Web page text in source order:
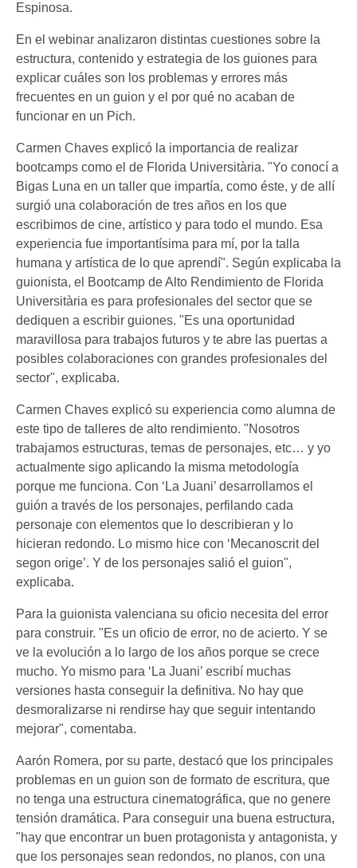
Espinosa.
En el webinar analizaron distintas cuestiones sobre la
estructura, contenido y estrategia de los guiones para
explicar cuáles son los problemas y errores más
frecuentes en un guion y el por qué no acaban de
funcionar en un Pich.
Carmen Chaves explicó la importancia de realizar
bootcamps como el de Florida Universitària. "Yo conocí a
Bigas Luna en un taller que impartía, como éste, y de allí
surgió una colaboración de tres años en los que
escribimos de cine, artístico y para todo el mundo. Esa
experiencia fue importantísima para mí, por la talla
humana y artística de lo que aprendí". Según explicaba la
guionista, el Bootcamp de Alto Rendimiento de Florida
Universitària es para profesionales del sector que se
dediquen a escribir guiones. "Es una oportunidad
maravillosa para trabajos futuros y te abre las puertas a
posibles colaboraciones con grandes profesionales del
sector", explicaba.
Carmen Chaves explicó su experiencia como alumna de
este tipo de talleres de alto rendimiento. "Nosotros
trabajamos estructuras, temas de personajes, etc… y yo
actualmente sigo aplicando la misma metodología
porque me funciona. Con ‘La Juani’ desarrollamos el
guión a través de los personajes, perfilando cada
personaje con elementos que lo describieran y lo
hicieran redondo. Lo mismo hice con ‘Mecanoscrit del
segon orige’. Y de los personajes salió el guion",
explicaba.
Para la guionista valenciana su oficio necesita del error
para construir. "Es un oficio de error, no de acierto. Y se
ve la evolución a lo largo de los años porque se crece
mucho. Yo mismo para ‘La Juani’ escribí muchas
versiones hasta conseguir la definitiva. No hay que
desmoralizarse ni rendirse hay que seguir intentando
mejorar", comentaba.
Aarón Romera, por su parte, destacó que los principales
problemas en un guion son de formato de escritura, que
no tenga una estructura cinematográfica, que no genere
tensión dramática. Para conseguir una buena estructura,
"hay que encontrar un buen protagonista y antagonista, y
que los personajes sean redondos, no planos, con una